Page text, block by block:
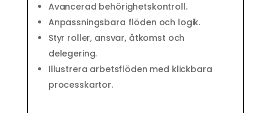
Avancerad behörighetskontroll.
Anpassningsbara flöden och logik.
Styr roller, ansvar, åtkomst och
delegering.
Illustrera arbetsflöden med klickbara
processkartor.